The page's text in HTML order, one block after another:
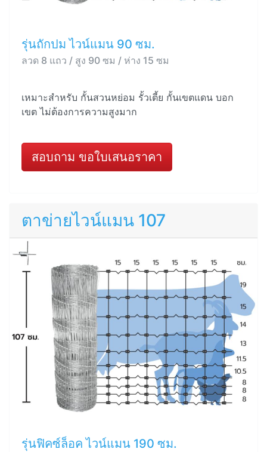
รุ่นถักปม ไวน์แมน 90 ซม.
ลวด 8 แถว / สูง 90 ซม / ห่าง 15 ซม
เหมาะสำหรับ กั้นสวนหย่อม รั้วเตี้ย กั้นเขตแดน บอก
เขต ไม่ต้องการความสูงมาก
สอบถาม ขอใบเสนอราคา
ตาข่ายไวน์แมน 107
รุ่นฟิคซ์ล็อค ไวน์แมน 190 ซม.